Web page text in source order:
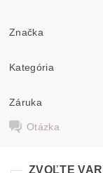
Značka
Kategória
Záruka
Otázka
ZVOĽTE